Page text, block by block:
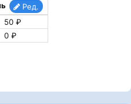
Ред.
50 ₽
0 ₽